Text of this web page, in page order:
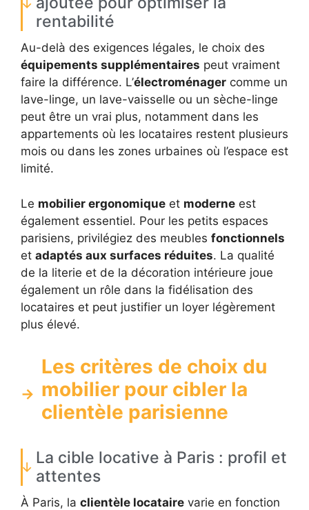
rentabilité
Au-delà des exigences légales, le choix des
équipements supplémentaires peut vraiment
faire la différence. L’électroménager comme un
lave-linge, un lave-vaisselle ou un sèche-linge
peut être un vrai plus, notamment dans les
appartements où les locataires restent plusieurs
mois ou dans les zones urbaines où l’espace est
limité.
Le mobilier ergonomique et moderne est
également essentiel. Pour les petits espaces
parisiens, privilégiez des meubles fonctionnels
et adaptés aux surfaces réduites. La qualité
de la literie et de la décoration intérieure joue
également un rôle dans la fidélisation des
locataires et peut justifier un loyer légèrement
plus élevé.
Les critères de choix du
mobilier pour cibler la
clientèle parisienne
La cible locative à Paris : profil et
attentes
À Paris, la clientèle locataire varie en fonction